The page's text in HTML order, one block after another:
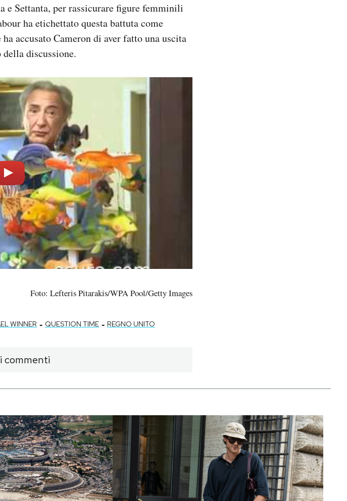
Settanta, per rassicurare figure femminili
ha etichettato questa battuta come
accusato Cameron di aver fatto una uscita
discussione.
Foto: Lefteris Pitarakis/WPA Pool/Getty Images
WINNER - QUESTION TIME - REGNO UNITO
commenti